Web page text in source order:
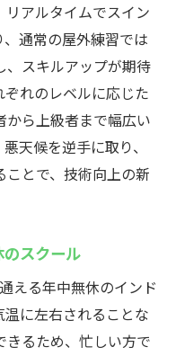
アルタイムでスイン
通常の屋外練習では
、スキルアップが期待
れのレベルに応じた
から上級者まで幅広い
天候を逆手に取り、
とで、技術向上の新
スクール
える年中無休のインド
に左右されることな
きるため、忙しい方で